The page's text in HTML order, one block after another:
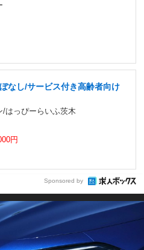
なし/サービス付き高齢者向け
はっぴーらいふ茨木
円
Sponsored by